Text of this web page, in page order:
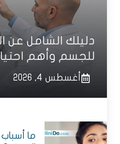
دليلك الشامل عن
للجسم وأهم
أغسطس 4, 2026
ما